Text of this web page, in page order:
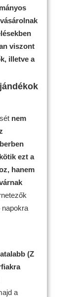
viszont
illetve a
nem
ezt a
hanem
napokra
(Z
a